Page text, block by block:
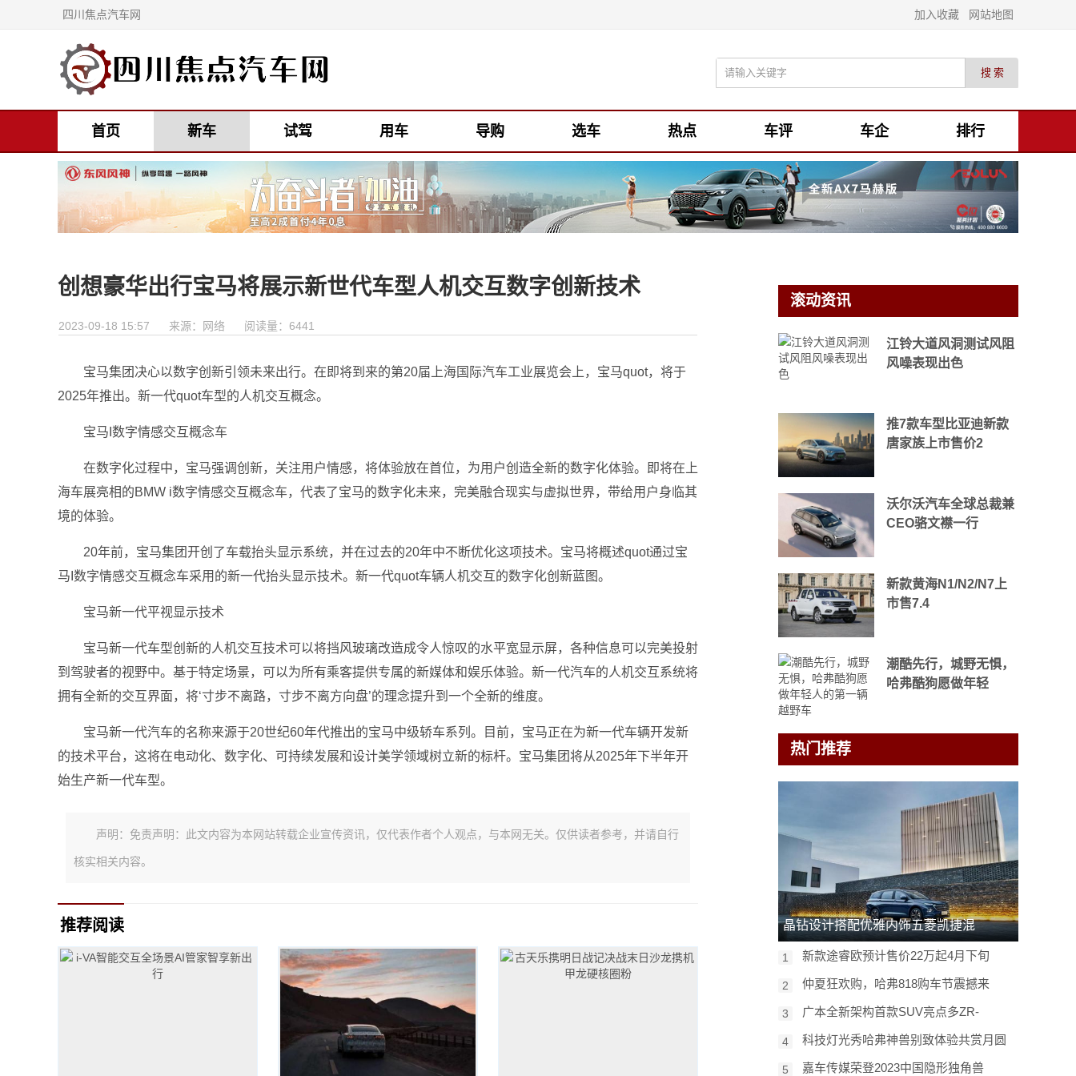
四川焦点汽车网 加入收藏 网站地图
首页 新车 试驾 用车 导购 选车 热点 车评 车企 排行
创想豪华出行宝马将展示新世代车型人机交互数字创新技术
2023-09-18 15:57 来源：网络 阅读量：6441
宝马集团决心以数字创新引领未来出行。在即将到来的第20届上海国际汽车工业展览会上，宝马quot，将于
2025年推出。新一代quot车型的人机交互概念。
宝马I数字情感交互概念车
在数字化过程中，宝马强调创新，关注用户情感，将体验放在首位，为用户创造全新的数字化体验。即将在上
海车展亮相的BMW i数字情感交互概念车，代表了宝马的数字化未来，完美融合现实与虚拟世界，带给用户身临其
境的体验。
20年前，宝马集团开创了车载抬头显示系统，并在过去的20年中不断优化这项技术。宝马将概述quot通过宝
马I数字情感交互概念车采用的新一代抬头显示技术。新一代quot车辆人机交互的数字化创新蓝图。
宝马新一代平视显示技术
宝马新一代车型创新的人机交互技术可以将挡风玻璃改造成令人惊叹的水平宽显示屏，各种信息可以完美投射
到驾驶者的视野中。基于特定场景，可以为所有乘客提供专属的新媒体和娱乐体验。新一代汽车的人机交互系统将
拥有全新的交互界面，将‘寸步不离路，寸步不离方向盘’的理念提升到一个全新的维度。
宝马新一代汽车的名称来源于20世纪60年代推出的宝马中级轿车系列。目前，宝马正在为新一代车辆开发新
的技术平台，这将在电动化、数字化、可持续发展和设计美学领域树立新的标杆。宝马集团将从2025年下半年开
始生产新一代车型。
声明：免责声明：此文内容为本网站转载企业宣传资讯，仅代表作者个人观点，与本网无关。仅供读者参考，并请自行
核实相关内容。
推荐阅读
滚动资讯
江铃大道风洞测试风阻
风噪表现出色
推7款车型比亚迪新款
唐家族上市售价2
沃尔沃汽车全球总裁兼
CEO骆文襟一行
新款黄海N1/N2/N7上
市售7.4
潮酷先行，城野无惧，
哈弗酷狗愿做年轻
热门推荐
晶钻设计搭配优雅内饰五菱凯捷混
1 新款途睿欧预计售价22万起4月下旬
2 仲夏狂欢购，哈弗818购车节震撼来
3 广本全新架构首款SUV亮点多ZR-
4 科技灯光秀哈弗神兽别致体验共赏月圆
5 嘉车传媒荣登2023中国隐形独角兽